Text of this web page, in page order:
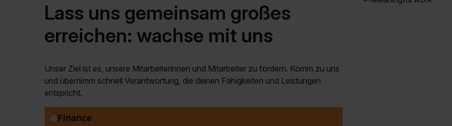
Lass uns gemeinsam großes
erreichen: wachse mit uns
Unser Ziel ist es, unsere Mitarbeiterinnen und Mitarbeiter zu fördern. Komm zu uns
und übernimm schnell Verantwortung, die deinen Fähigkeiten und Leistungen
entspricht.
Finance